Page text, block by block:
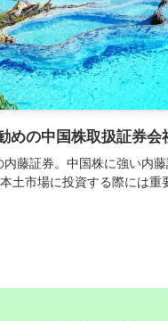
めの中国株取扱証券会
藤証券。中国株に強い内
土市場に投資する際には重